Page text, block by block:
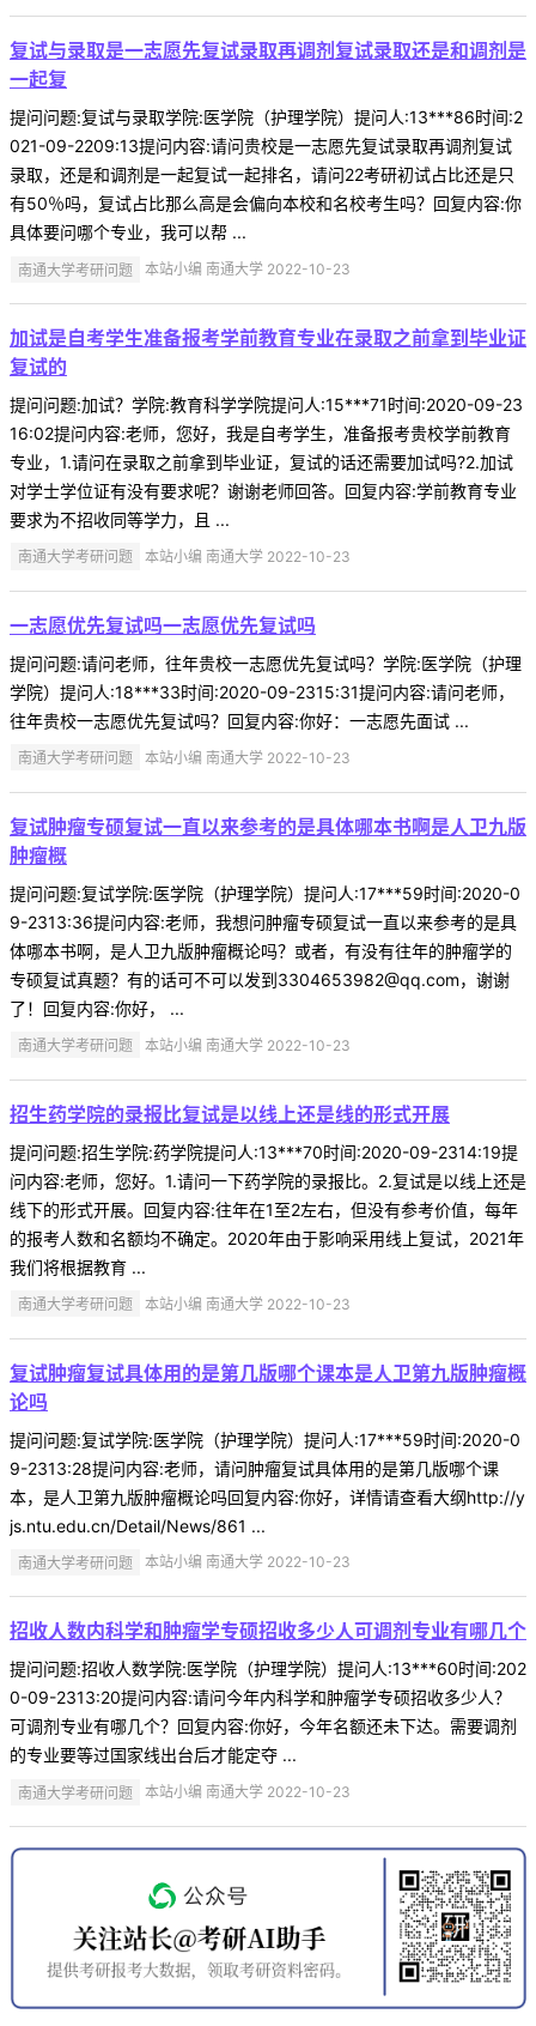
复试与录取是一志愿先复试录取再调剂复试录取还是和调剂是
一起复
提问问题:复试与录取学院:医学院（护理学院）提问人:13***86时间:2
021-09-2209:13提问内容:请问贵校是一志愿先复试录取再调剂复试
录取，还是和调剂是一起复试一起排名，请问22考研初试占比还是只
有50％吗，复试占比那么高是会偏向本校和名校考生吗？回复内容:你
具体要问哪个专业，我可以帮 ...
南通大学考研问题 本站小编 南通大学 2022-10-23
加试是自考学生准备报考学前教育专业在录取之前拿到毕业证
复试的
提问问题:加试？学院:教育科学学院提问人:15***71时间:2020-09-23
16:02提问内容:老师，您好，我是自考学生，准备报考贵校学前教育
专业，1.请问在录取之前拿到毕业证，复试的话还需要加试吗?2.加试
对学士学位证有没有要求呢？谢谢老师回答。回复内容:学前教育专业
要求为不招收同等学力，且 ...
南通大学考研问题 本站小编 南通大学 2022-10-23
一志愿优先复试吗一志愿优先复试吗
提问问题:请问老师，往年贵校一志愿优先复试吗？学院:医学院（护理
学院）提问人:18***33时间:2020-09-2315:31提问内容:请问老师，
往年贵校一志愿优先复试吗？回复内容:你好：一志愿先面试 ...
南通大学考研问题 本站小编 南通大学 2022-10-23
复试肿瘤专硕复试一直以来参考的是具体哪本书啊是人卫九版
肿瘤概
提问问题:复试学院:医学院（护理学院）提问人:17***59时间:2020-0
9-2313:36提问内容:老师，我想问肿瘤专硕复试一直以来参考的是具
体哪本书啊，是人卫九版肿瘤概论吗？或者，有没有往年的肿瘤学的
专硕复试真题？有的话可不可以发到3304653982@qq.com，谢谢
了！回复内容:你好， ...
南通大学考研问题 本站小编 南通大学 2022-10-23
招生药学院的录报比复试是以线上还是线的形式开展
提问问题:招生学院:药学院提问人:13***70时间:2020-09-2314:19提
问内容:老师，您好。1.请问一下药学院的录报比。2.复试是以线上还是
线下的形式开展。回复内容:往年在1至2左右，但没有参考价值，每年
的报考人数和名额均不确定。2020年由于影响采用线上复试，2021年
我们将根据教育 ...
南通大学考研问题 本站小编 南通大学 2022-10-23
复试肿瘤复试具体用的是第几版哪个课本是人卫第九版肿瘤概
论吗
提问问题:复试学院:医学院（护理学院）提问人:17***59时间:2020-0
9-2313:28提问内容:老师，请问肿瘤复试具体用的是第几版哪个课
本，是人卫第九版肿瘤概论吗回复内容:你好，详情请查看大纲http://y
js.ntu.edu.cn/Detail/News/861 ...
南通大学考研问题 本站小编 南通大学 2022-10-23
招收人数内科学和肿瘤学专硕招收多少人可调剂专业有哪几个
提问问题:招收人数学院:医学院（护理学院）提问人:13***60时间:202
0-09-2313:20提问内容:请问今年内科学和肿瘤学专硕招收多少人？
可调剂专业有哪几个？回复内容:你好，今年名额还未下达。需要调剂
的专业要等过国家线出台后才能定夺 ...
南通大学考研问题 本站小编 南通大学 2022-10-23